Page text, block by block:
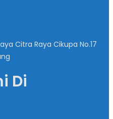
Citra Raya Cikupa No.17
Di